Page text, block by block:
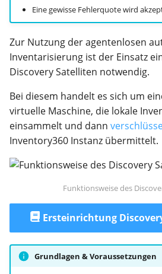
Eine gewisse Fehlerquote wird
Zur Nutzung der agentenlosen
Inventarisierung ist der Einsatz
Discovery Satelliten notwendig.
Bei diesem handelt es sich um
virtuelle Maschine, die lokale
einsammelt und dann
Inventory360 Instanz übermittelt.
Funktionsweise des
Ersteinrichtung
Grundlagen & Voraussetzungen